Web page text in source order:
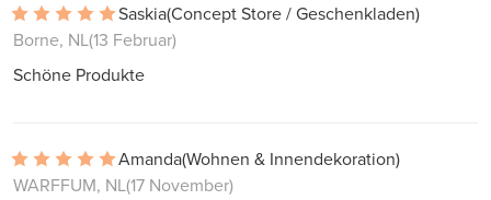
Saskia(Concept Store / Geschenkladen)
Borne, NL(13 Februar)
Schöne Produkte
Amanda(Wohnen & Innendekoration)
WARFFUM, NL(17 November)